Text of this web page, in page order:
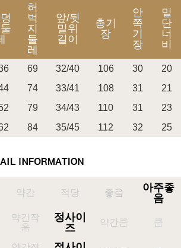
페
PAYCO 바로구매
허
벅
지
둘
레
앞/뒷
밑위
길이
총기
장
안
쪽
기
장
밑
단
너
비
69 32/40 106 30
20
74 33/41 108 31
21
79 34/43 110 31
23
84 35/45 112 32 25
약간 적당 좋음
아주좋
음
약간작
음
정사이
즈
약간큼 큼